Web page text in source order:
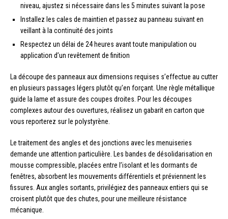
niveau, ajustez si nécessaire dans les 5 minutes suivant la pose
Installez les cales de maintien et passez au panneau suivant en
veillant à la continuité des joints
Respectez un délai de 24 heures avant toute manipulation ou
application d’un revêtement de finition
La découpe des panneaux aux dimensions requises s’effectue au cutter
en plusieurs passages légers plutôt qu’en forçant. Une règle métallique
guide la lame et assure des coupes droites. Pour les découpes
complexes autour des ouvertures, réalisez un gabarit en carton que
vous reporterez sur le polystyrène.
Le traitement des angles et des jonctions avec les menuiseries
demande une attention particulière. Les bandes de désolidarisation en
mousse compressible, placées entre l’isolant et les dormants de
fenêtres, absorbent les mouvements différentiels et préviennent les
fissures. Aux angles sortants, privilégiez des panneaux entiers qui se
croisent plutôt que des chutes, pour une meilleure résistance
mécanique.